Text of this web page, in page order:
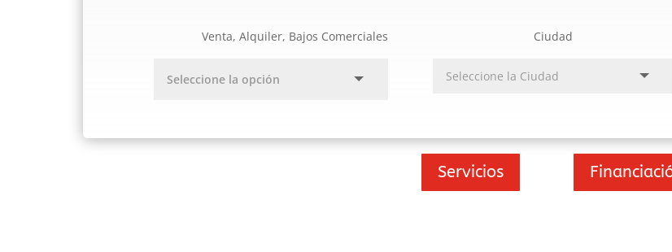
Venta, Alquiler, Bajos Comerciales Ciudad
Servicios